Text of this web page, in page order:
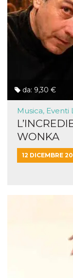
da: 9,30 €
Musica, Eventi
WONKA
12 DICEMBRE